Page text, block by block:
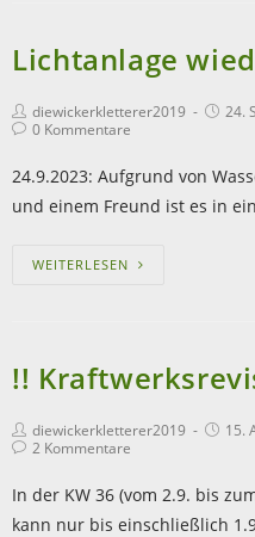
Lichtanlage
diewickerkletterer2019 24.
0 Kommentare
24.9.2023: Aufgrund von
und einem Freund ist es in
WEITERLESEN
!!
diewickerkletterer2019 15.
2 Kommentare
In der KW 36 (vom 2.9. bis
kann nur bis einschließlich